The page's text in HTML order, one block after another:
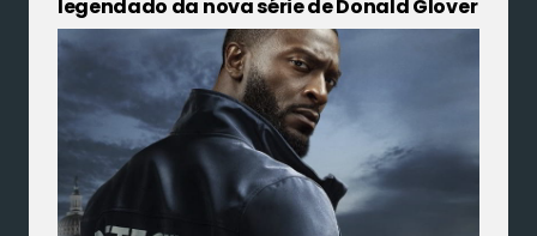
legendado da nova série de Donald Glover